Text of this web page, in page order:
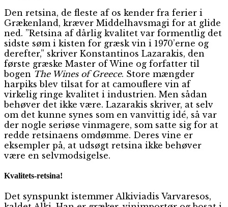
Den retsina, de fleste af os kender fra ferier i
Grækenland, kræver Middelhavsmagi for at glide
ned. ”Retsina af dårlig kvalitet var formentlig det
sidste søm i kisten for græsk vin i 1970’erne og
derefter,” skriver Konstantinos Lazarakis, den
første græske Master of Wine og forfatter til
bogen The Wines of Greece. Store mængder
harpiks blev tilsat for at camouflere vin af
virkelig ringe kvalitet i industrien. Men sådan
behøver det ikke være. Lazarakis skriver, at selv
om det kunne synes som en vanvittig idé, så var
der nogle seriøse vinmagere, som satte sig for at
redde retsinaens omdømme. Deres vine er
eksempler på, at udsøgt retsina ikke behøver
være en selvmodsigelse.
Kvalitets-retsina!
Det synspunkt istemmer Alkiviadis Varvaresos,